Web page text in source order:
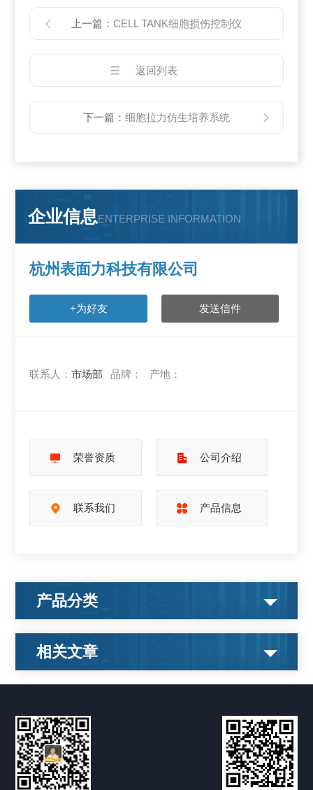
上一篇： CELL TANK细胞损伤控制仪
返回列表
下一篇： 细胞拉力仿生培养系统
企业信息ENTERPRISE INFORMATION
杭州表面力科技有限公司
+为好友 发送信件
联系人：市场部 品牌： 产地：
荣誉资质 公司介绍
联系我们 产品信息
产品分类
相关文章